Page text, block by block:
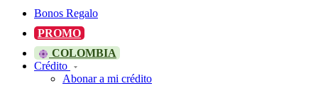
Bonos Regalo
PROMO
COLOMBIA
Crédito
Abonar a mi crédito